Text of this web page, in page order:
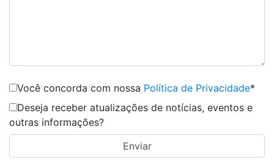
Você concorda com nossa Política de Privacidade*
Deseja receber atualizações de notícias, eventos e
outras informações?